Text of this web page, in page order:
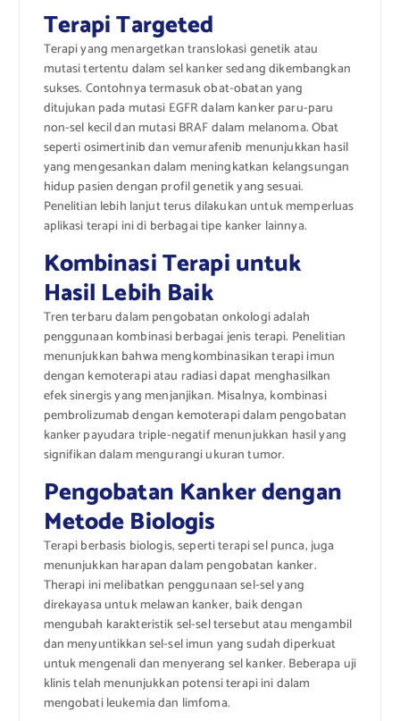
Terapi Targeted
Terapi yang menargetkan translokasi genetik atau
mutasi tertentu dalam sel kanker sedang dikembangkan
sukses. Contohnya termasuk obat-obatan yang
ditujukan pada mutasi EGFR dalam kanker paru-paru
non-sel kecil dan mutasi BRAF dalam melanoma. Obat
seperti osimertinib dan vemurafenib menunjukkan hasil
yang mengesankan dalam meningkatkan kelangsungan
hidup pasien dengan profil genetik yang sesuai.
Penelitian lebih lanjut terus dilakukan untuk memperluas
aplikasi terapi ini di berbagai tipe kanker lainnya.
Kombinasi Terapi untuk
Hasil Lebih Baik
Tren terbaru dalam pengobatan onkologi adalah
penggunaan kombinasi berbagai jenis terapi. Penelitian
menunjukkan bahwa mengkombinasikan terapi imun
dengan kemoterapi atau radiasi dapat menghasilkan
efek sinergis yang menjanjikan. Misalnya, kombinasi
pembrolizumab dengan kemoterapi dalam pengobatan
kanker payudara triple-negatif menunjukkan hasil yang
signifikan dalam mengurangi ukuran tumor.
Pengobatan Kanker dengan
Metode Biologis
Terapi berbasis biologis, seperti terapi sel punca, juga
menunjukkan harapan dalam pengobatan kanker.
Therapi ini melibatkan penggunaan sel-sel yang
direkayasa untuk melawan kanker, baik dengan
mengubah karakteristik sel-sel tersebut atau mengambil
dan menyuntikkan sel-sel imun yang sudah diperkuat
untuk mengenali dan menyerang sel kanker. Beberapa uji
klinis telah menunjukkan potensi terapi ini dalam
mengobati leukemia dan limfoma.